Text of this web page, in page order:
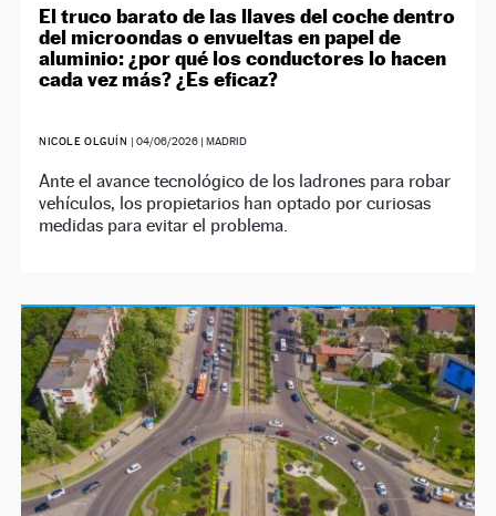
El truco barato de las llaves del coche dentro
del microondas o envueltas en papel de
aluminio: ¿por qué los conductores lo hacen
cada vez más? ¿Es eficaz?
NICOLE OLGUÍN | 04/06/2026| MADRID
Ante el avance tecnológico de los ladrones para robar
vehículos, los propietarios han optado por curiosas
medidas para evitar el problema.